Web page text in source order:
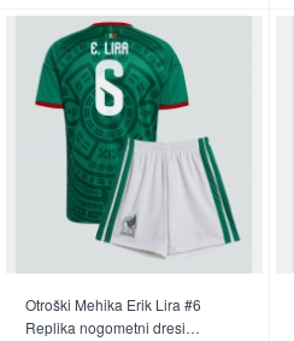
Otroški Mehika Erik Lira #6
Replika nogometni dresi